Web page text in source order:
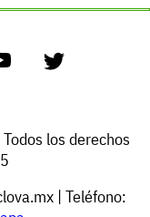
los derechos
| Teléfono: